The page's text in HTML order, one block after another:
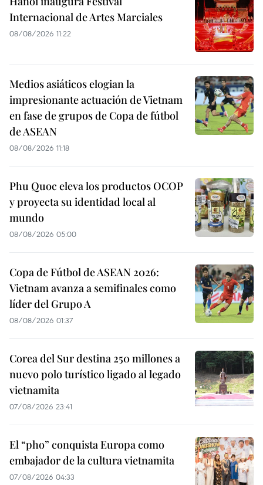
Internacional de Artes Marciales
08/08/2026 11:22
Medios asiáticos elogian la
impresionante actuación de Vietnam
en fase de grupos de Copa de fútbol
de ASEAN
08/08/2026 11:18
Phu Quoc eleva los productos OCOP
y proyecta su identidad local al
mundo
08/08/2026 05:00
Copa de Fútbol de ASEAN 2026:
Vietnam avanza a semifinales como
líder del Grupo A
08/08/2026 01:37
Corea del Sur destina 250 millones a
nuevo polo turístico ligado al legado
vietnamita
07/08/2026 23:41
El “pho” conquista Europa como
embajador de la cultura vietnamita
07/08/2026 04:33